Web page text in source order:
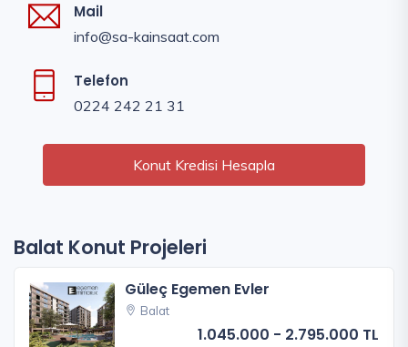
Mail
info@sa-kainsaat.com
Telefon
0224 242 21 31
Konut Kredisi Hesapla
Balat Konut Projeleri
Güleç Egemen Evler
Balat
1.045.000 - 2.795.000 TL